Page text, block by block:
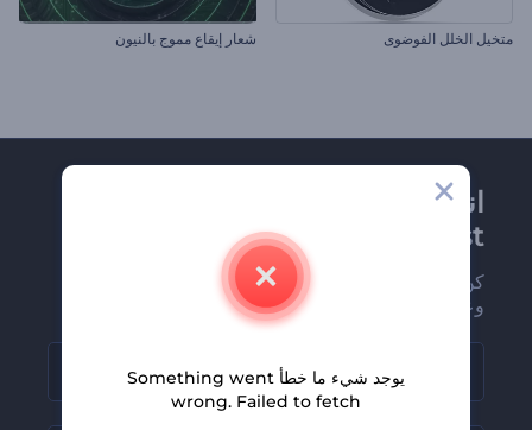
متخيل الخلل الفوضوى شعار إيقاع مموج بالنيون
انضم إلى نشرة
Renderforest الإخبارية
كن من بين أوائل من يستلمون أحدث أخبارنا
وعروضنا
يوجد شيء ما خطأ Something went
wrong. Failed to fetch